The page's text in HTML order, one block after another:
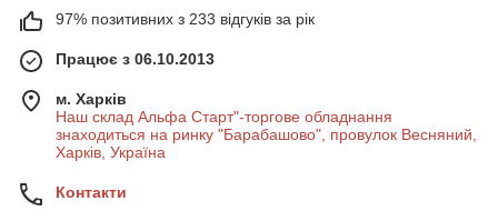
97% позитивних з 233 відгуків за рік
Працює з 06.10.2013
м. Харків
Наш склад Альфа Старт"-торгове обладнання
знаходиться на ринку "Барабашово", провулок Весняний,
Харків, Україна
Контакти